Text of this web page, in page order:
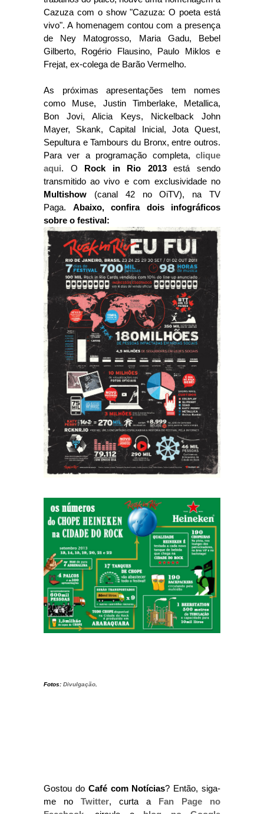
Cazuza com o show "Cazuza: O poeta está
vivo". A homenagem contou com a presença
de Ney Matogrosso, Maria Gadu, Bebel
Gilberto, Rogério Flausino, Paulo Miklos e
Frejat, ex-colega de Barão Vermelho.
As próximas apresentações tem nomes
como Muse, Justin Timberlake, Metallica,
Bon Jovi, Alicia Keys, Nickelback John
Mayer, Skank, Capital Inicial, Jota Quest,
Sepultura e Tambours du Bronx, entre outros.
Para ver a programação completa, clique
aqui. O Rock in Rio 2013está sendo
transmitido ao vivo e com exclusividade no
Multishow (canal 42 no OiTV), na TV
Paga. Abaixo, confira dois infográficos
sobre o festival:
Fotos: Divulgação
Gostou do Café com Notícias? Então, siga-
me no Twitter, curta a Fan Page no